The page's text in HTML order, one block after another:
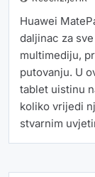
Huawei
daljinac za
multimediju,
putovanju. U
tablet uistinu
koliko vrijedi
stvarnim